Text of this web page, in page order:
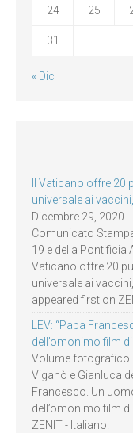
24 25
31
« Dic
Il Vaticano offre
universale ai
Dicembre 29, 2020
Comunicato
19 e della Pontificia
Vaticano offre 20
universale ai
appeared first on
LEV: “Papa
dell’omonimo film
Volume fotografico
Viganò e Gianluca
Francesco. Un
dell’omonimo film
ZENIT - Italiano.